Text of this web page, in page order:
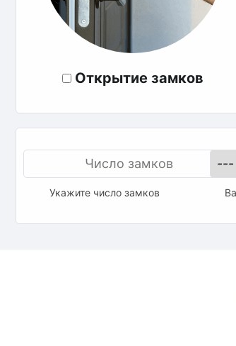
Открытие замков
Укажите число замков